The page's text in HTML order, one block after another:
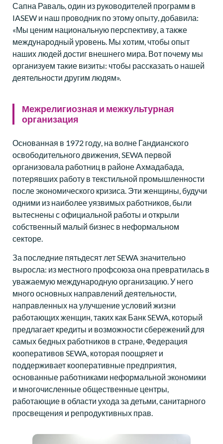
Сапна Раваль, один из руководителей программ в
IASEW и наш проводник по этому опыту, добавила:
«Мы ценим национальную перспективу, а также
международный уровень. Мы хотим, чтобы опыт
наших людей достиг внешнего мира. Вот почему мы
организуем такие визиты: чтобы рассказать о нашей
деятельности другим людям».
Межрелигиозная и межкультурная
организация
Основанная в 1972 году, на волне Гандианского
освободительного движения, SEWA первой
организовала работниц в районе Ахмадабада,
потерявших работу в текстильной промышленности
после экономического кризиса. Эти женщины, будучи
одними из наиболее уязвимых работников, были
вытеснены с официальной работы и открыли
собственный малый бизнес в неформальном
секторе.
За последние пятьдесят лет SEWA значительно
выросла: из местного профсоюза она превратилась в
уважаемую международную организацию. У него
много основных направлений деятельности,
направленных на улучшение условий жизни
работающих женщин, таких как Банк SEWA, который
предлагает кредиты и возможности сбережений для
самых бедных работников в стране, Федерация
кооперативов SEWA, которая поощряет и
поддерживает кооперативные предприятия,
основанные работниками неформальной экономики
и многочисленные общественные центры,
работающие в области ухода за детьми, санитарного
просвещения и репродуктивных прав.